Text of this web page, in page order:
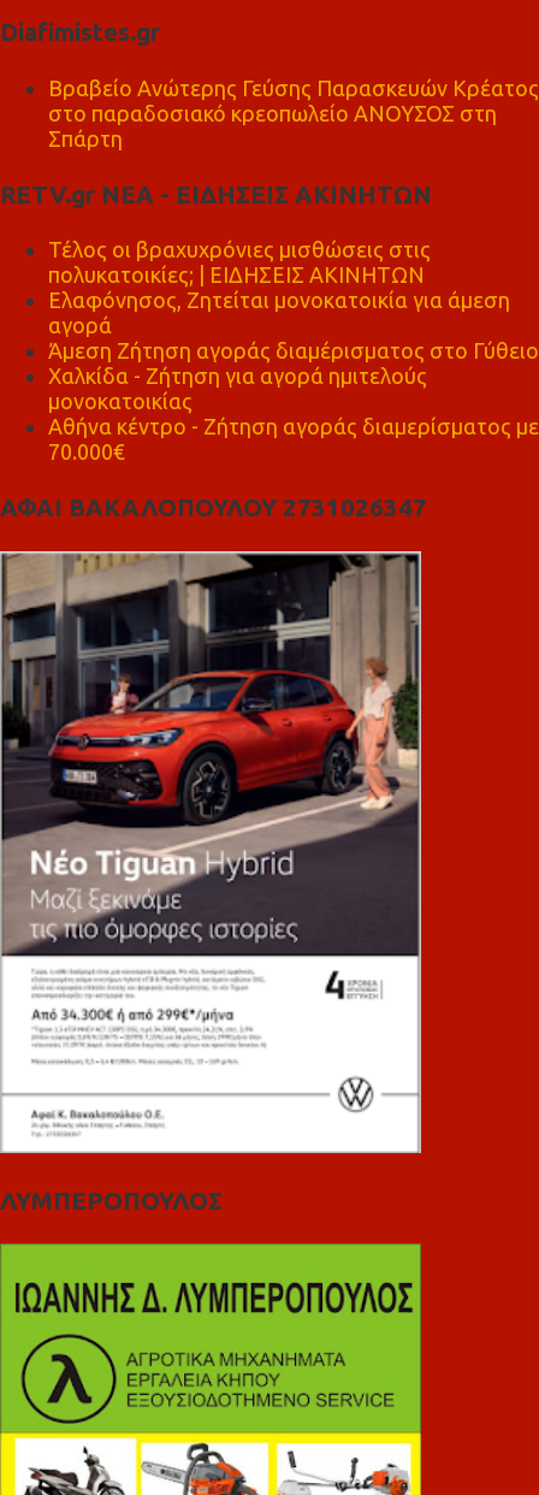
Diafimistes.gr
Βραβείο Ανώτερης Γεύσης Παρασκευών Κρέατος
στο παραδοσιακό κρεοπωλείο ΑΝΟΥΣΟΣ στη
Σπάρτη
RETV.gr ΝΕΑ - ΕΙΔΗΣΕΙΣ ΑΚΙΝΗΤΩΝ
Τέλος οι βραχυχρόνιες μισθώσεις στις
πολυκατοικίες; | ΕΙΔΗΣΕΙΣ ΑΚΙΝΗΤΩΝ
Ελαφόνησος, Ζητείται μονοκατοικία για άμεση
αγορά
Άμεση Ζήτηση αγοράς διαμέρισματος στο Γύθειο
Χαλκίδα - Ζήτηση για αγορά ημιτελούς
μονοκατοικίας
Αθήνα κέντρο - Ζήτηση αγοράς διαμερίσματος με
70.000€
ΑΦΑΙ ΒΑΚΑΛΟΠΟΥΛΟΥ 2731026347
ΛΥΜΠΕΡΟΠΟΥΛΟΣ